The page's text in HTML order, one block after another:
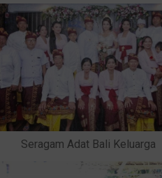
Seragam Adat Bali Keluarga